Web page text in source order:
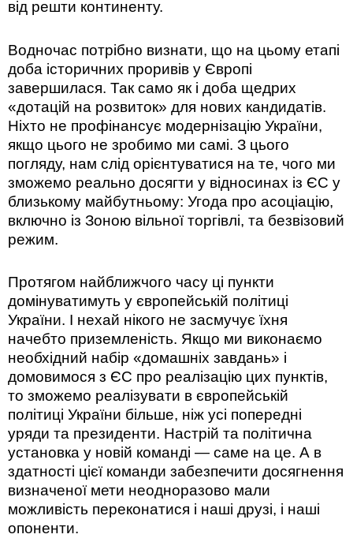
від решти континенту.
Водночас потрібно визнати, що на цьому етапі
доба історичних проривів у Європі
завершилася. Так само як і доба щедрих
«дотацій на розвиток» для нових кандидатів.
Ніхто не профінансує модернізацію України,
якщо цього не зробимо ми самі. З цього
погляду, нам слід орієнтуватися на те, чого ми
зможемо реально досягти у відносинах із ЄС у
близькому майбутньому: Угода про асоціацію,
включно із Зоною вільної торгівлі, та безвізовий
режим.
Протягом найближчого часу ці пункти
домінуватимуть у європейській політиці
України. І нехай нікого не засмучує їхня
начебто приземленість. Якщо ми виконаємо
необхідний набір «домашніх завдань» і
домовимося з ЄС про реалізацію цих пунктів,
то зможемо реалізувати в європейській
політиці України більше, ніж усі попередні
уряди та президенти. Настрій та політична
установка у новій команді — саме на це. А в
здатності цієї команди забезпечити досягнення
визначеної мети неодноразово мали
можливість переконатися і наші друзі, і наші
опоненти.